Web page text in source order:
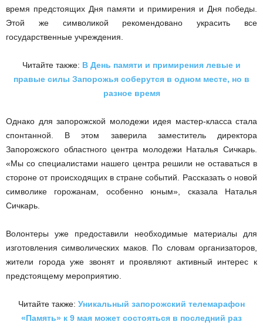
время предстоящих Дня памяти и примирения и Дня победы.
Этой же символикой рекомендовано украсить все
государственные учреждения.
Читайте также: В День памяти и примирения левые и
правые силы Запорожья соберутся в одном месте, но в
разное время
Однако для запорожской молодежи идея мастер-класса стала
спонтанной. В этом заверила заместитель директора
Запорожского областного центра молодежи Наталья Сичкарь.
«Мы со специалистами нашего центра решили не оставаться в
стороне от происходящих в стране событий. Рассказать о новой
символике горожанам, особенно юным», сказала Наталья
Сичкарь.
Волонтеры уже предоставили необходимые материалы для
изготовления символических маков. По словам организаторов,
жители города уже звонят и проявляют активный интерес к
предстоящему мероприятию.
Читайте также: Уникальный запорожский телемарафон
«Память» к 9 мая может состояться в последний раз